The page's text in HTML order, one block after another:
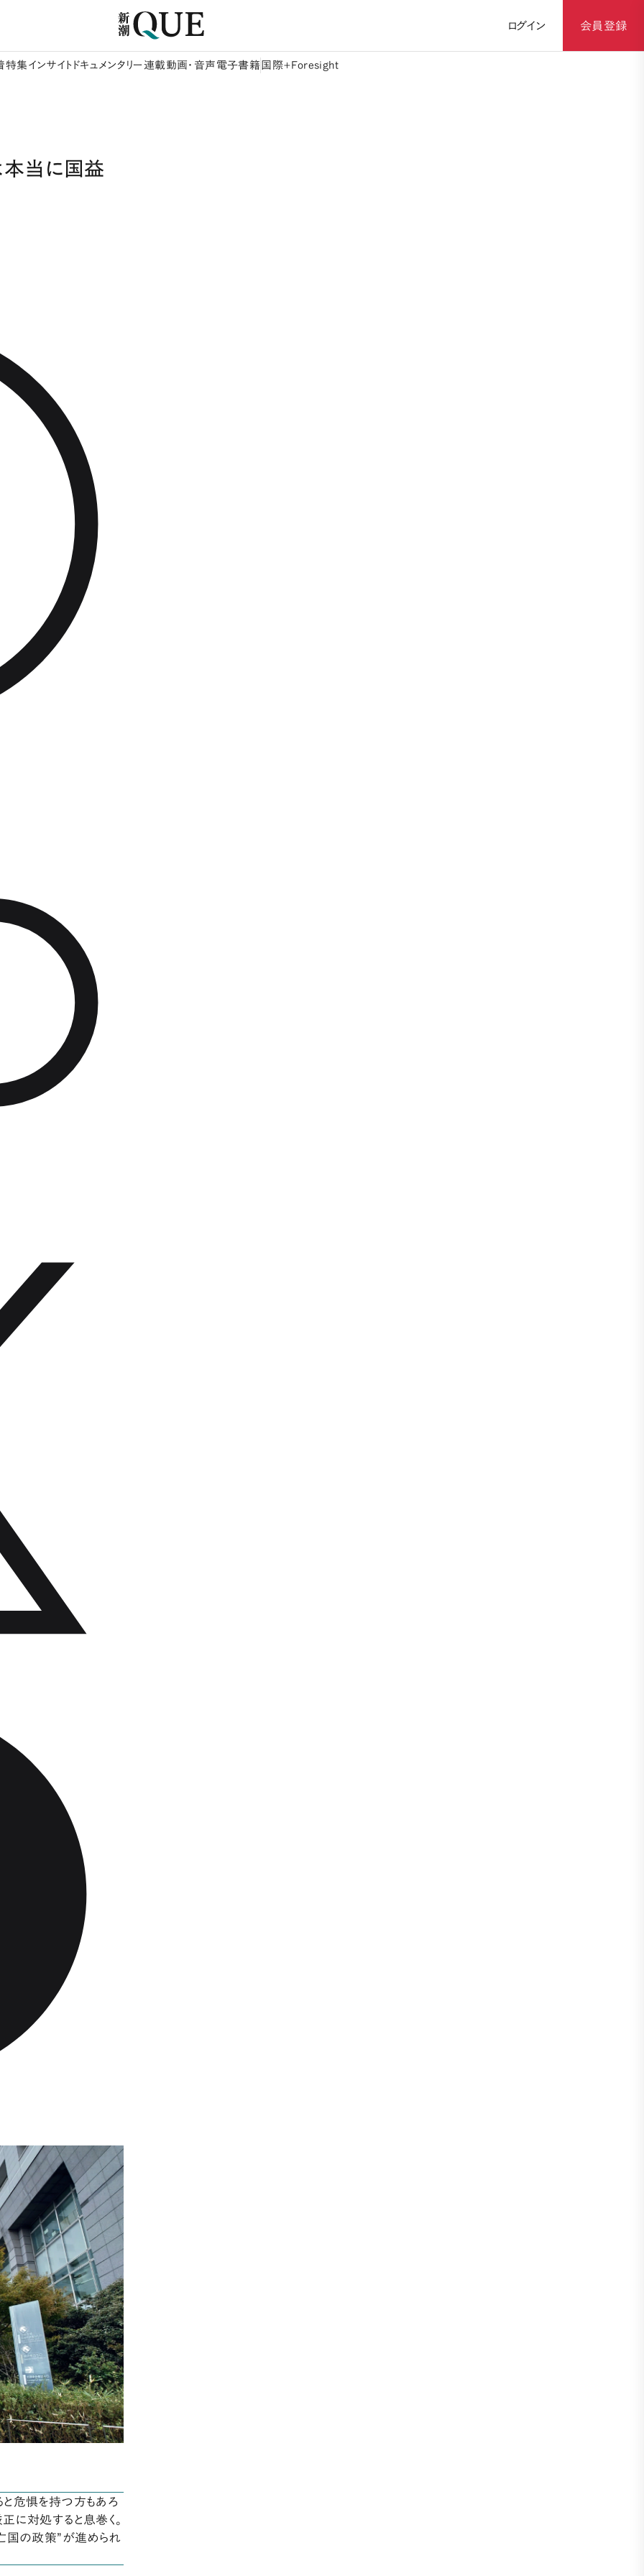
ログイン 会員登録
特集 インサイト ドキュメンタリー 連載動画・音声 電子書籍 国際+Foresight
本当に国益
危惧を持つ方もあろ
に対処すると息巻く。
国の政策”が進められ